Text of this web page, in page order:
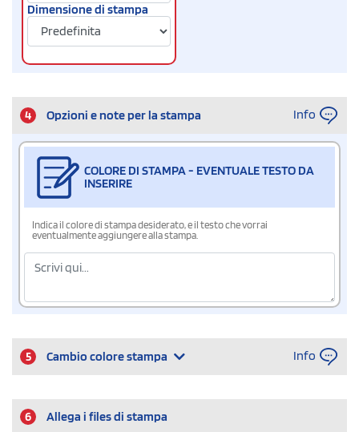
Dimensione di stampa
4 Opzioni e note per la stampa Info
COLORE DI STAMPA - EVENTUALE TESTO DA
INSERIRE
Indica il colore di stampa desiderato, e il testo che vorrai
eventualmente aggiungere alla stampa.
5 Cambio colore stampa Info
6 Allega i files di stampa